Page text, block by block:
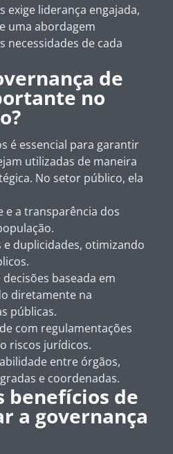
exige liderança engajada,
uma abordagem
necessidades de cada
de
no
é essencial para garantir
utilizadas de maneira
No setor público, ela
e a transparência dos
e duplicidades, otimizando
baseada em
diretamente na
públicas.
com regulamentações
riscos jurídicos.
entre órgãos,
e coordenadas.
benefícios de
a governança